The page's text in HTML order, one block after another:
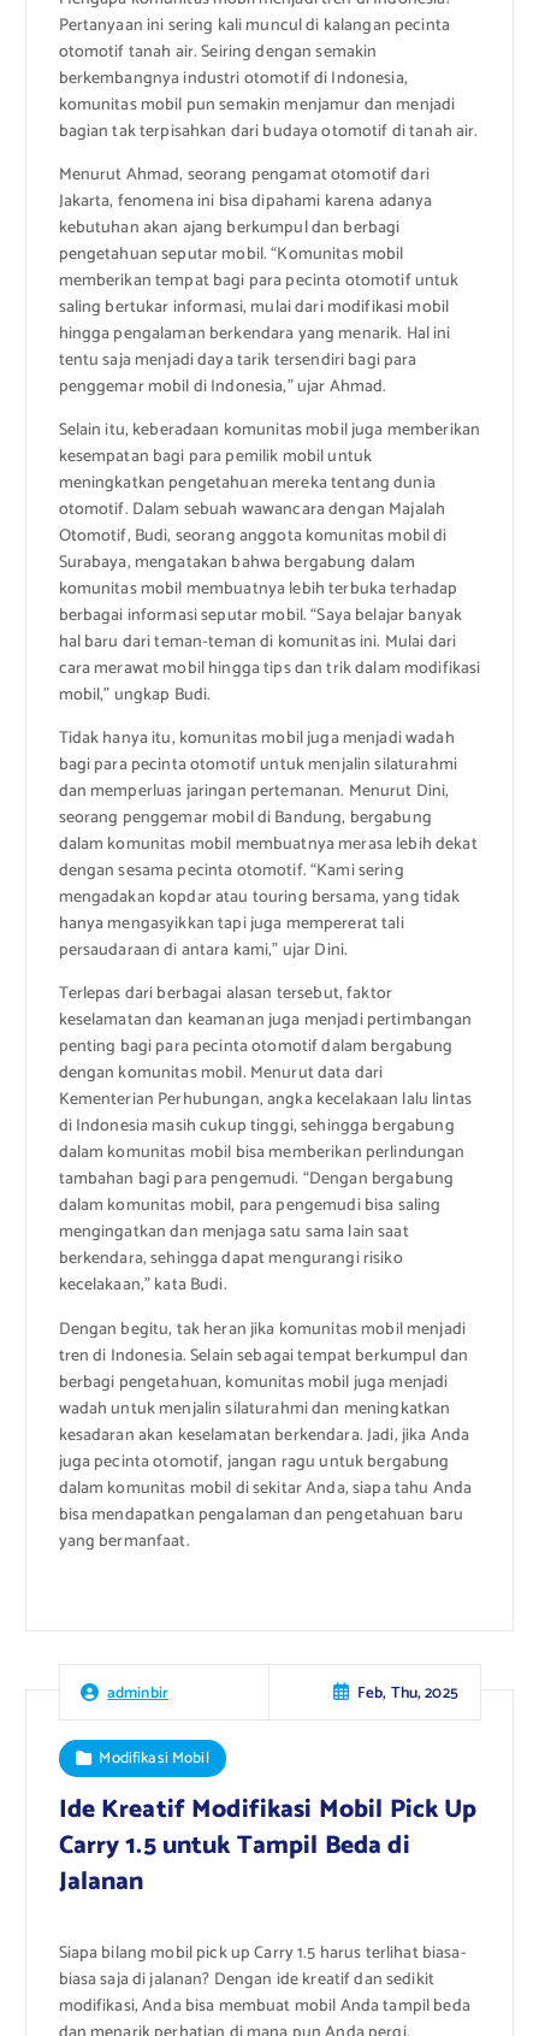
Pertanyaan ini sering kali muncul di kalangan pecinta
otomotif tanah air. Seiring dengan semakin
berkembangnya industri otomotif di Indonesia,
komunitas mobil pun semakin menjamur dan menjadi
bagian tak terpisahkan dari budaya otomotif di tanah air.
Menurut Ahmad, seorang pengamat otomotif dari
Jakarta, fenomena ini bisa dipahami karena adanya
kebutuhan akan ajang berkumpul dan berbagi
pengetahuan seputar mobil. “Komunitas mobil
memberikan tempat bagi para pecinta otomotif untuk
saling bertukar informasi, mulai dari modifikasi mobil
hingga pengalaman berkendara yang menarik. Hal ini
tentu saja menjadi daya tarik tersendiri bagi para
penggemar mobil di Indonesia,” ujar Ahmad.
Selain itu, keberadaan komunitas mobil juga memberikan
kesempatan bagi para pemilik mobil untuk
meningkatkan pengetahuan mereka tentang dunia
otomotif. Dalam sebuah wawancara dengan Majalah
Otomotif, Budi, seorang anggota komunitas mobil di
Surabaya, mengatakan bahwa bergabung dalam
komunitas mobil membuatnya lebih terbuka terhadap
berbagai informasi seputar mobil. “Saya belajar banyak
hal baru dari teman-teman di komunitas ini. Mulai dari
cara merawat mobil hingga tips dan trik dalam modifikasi
mobil,” ungkap Budi.
Tidak hanya itu, komunitas mobil juga menjadi wadah
bagi para pecinta otomotif untuk menjalin silaturahmi
dan memperluas jaringan pertemanan. Menurut Dini,
seorang penggemar mobil di Bandung, bergabung
dalam komunitas mobil membuatnya merasa lebih dekat
dengan sesama pecinta otomotif. “Kami sering
mengadakan kopdar atau touring bersama, yang tidak
hanya mengasyikkan tapi juga mempererat tali
persaudaraan di antara kami,” ujar Dini.
Terlepas dari berbagai alasan tersebut, faktor
keselamatan dan keamanan juga menjadi pertimbangan
penting bagi para pecinta otomotif dalam bergabung
dengan komunitas mobil. Menurut data dari
Kementerian Perhubungan, angka kecelakaan lalu lintas
di Indonesia masih cukup tinggi, sehingga bergabung
dalam komunitas mobil bisa memberikan perlindungan
tambahan bagi para pengemudi. “Dengan bergabung
dalam komunitas mobil, para pengemudi bisa saling
mengingatkan dan menjaga satu sama lain saat
berkendara, sehingga dapat mengurangi risiko
kecelakaan,” kata Budi.
Dengan begitu, tak heran jika komunitas mobil menjadi
tren di Indonesia. Selain sebagai tempat berkumpul dan
berbagi pengetahuan, komunitas mobil juga menjadi
wadah untuk menjalin silaturahmi dan meningkatkan
kesadaran akan keselamatan berkendara. Jadi, jika Anda
juga pecinta otomotif, jangan ragu untuk bergabung
dalam komunitas mobil di sekitar Anda, siapa tahu Anda
bisa mendapatkan pengalaman dan pengetahuan baru
yang bermanfaat.
adminbir Feb, Thu, 2025
Modifikasi Mobil
Ide Kreatif Modifikasi Mobil Pick Up
Carry 1.5 untuk Tampil Beda di
Jalanan
Siapa bilang mobil pick up Carry 1.5 harus terlihat biasa-
biasa saja di jalanan? Dengan ide kreatif dan sedikit
modifikasi, Anda bisa membuat mobil Anda tampil beda